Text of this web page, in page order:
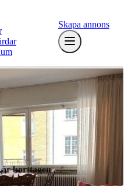
Skapa annons
är borttagen